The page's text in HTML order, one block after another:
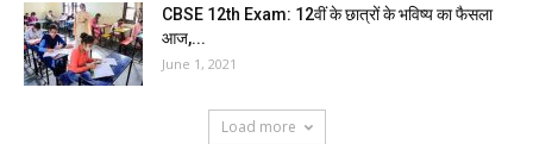
CBSE 12th Exam: 12वीं के छात्रों के भविष्य का फैसला
आज,...
June 1, 2021
Load more